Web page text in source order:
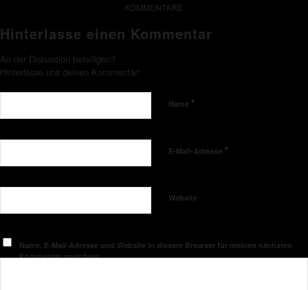
KOMMENTARE
Hinterlasse einen Kommentar
An der Diskussion beteiligen?
Hinterlasse uns deinen Kommentar!
Name *
E-Mail-Adresse *
Website
Name, E-Mail-Adresse und Website in diesem Browser für meinen nächsten
Kommentar speichern.